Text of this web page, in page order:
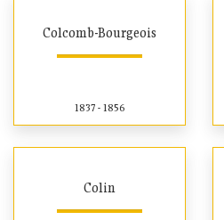
Colcomb-Bourgeois
1837 - 1856
Colin